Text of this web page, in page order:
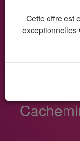
Bon
La
Cette offre est
exceptionnelles